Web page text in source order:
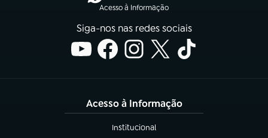
Acesso à Informação
Siga-nos nas redes sociais
Acesso à Informação
Institucional
(abre em nova aba)